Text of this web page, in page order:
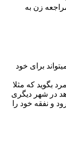
زن به
برای خود
بگوید که مثلا
در شهر دیگری
و نفقه خود را